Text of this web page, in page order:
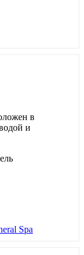
в
и
Spa